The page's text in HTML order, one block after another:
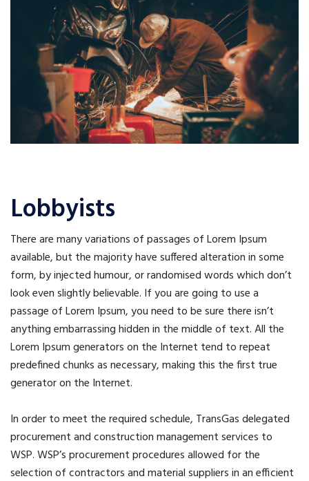
Lobbyists
There are many variations of passages of Lorem Ipsum
available, but the majority have suffered alteration in some
form, by injected humour, or randomised words which don’t
look even slightly believable. If you are going to use a
passage of Lorem Ipsum, you need to be sure there isn’t
anything embarrassing hidden in the middle of text. All the
Lorem Ipsum generators on the Internet tend to repeat
predefined chunks as necessary, making this the first true
generator on the Internet.
In order to meet the required schedule, TransGas delegated
procurement and construction management services to
WSP. WSP’s procurement procedures allowed for the
selection of contractors and material suppliers in an efficient